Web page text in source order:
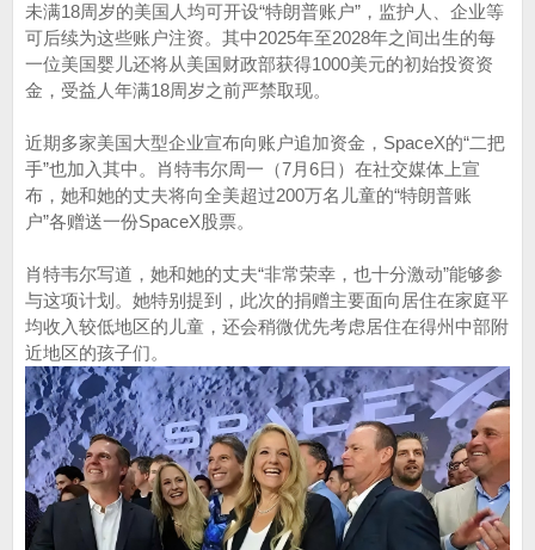
未满18周岁的美国人均可开设“特朗普账户”，监护人、企业等
可后续为这些账户注资。其中2025年至2028年之间出生的每
一位美国婴儿还将从美国财政部获得1000美元的初始投资资
金，受益人年满18周岁之前严禁取现。
近期多家美国大型企业宣布向账户追加资金，SpaceX的“二把
手”也加入其中。肖特韦尔周一（7月6日）在社交媒体上宣
布，她和她的丈夫将向全美超过200万名儿童的“特朗普账
户”各赠送一份SpaceX股票。
肖特韦尔写道，她和她的丈夫“非常荣幸，也十分激动”能够参
与这项计划。她特别提到，此次的捐赠主要面向居住在家庭平
均收入较低地区的儿童，还会稍微优先考虑居住在得州中部附
近地区的孩子们。